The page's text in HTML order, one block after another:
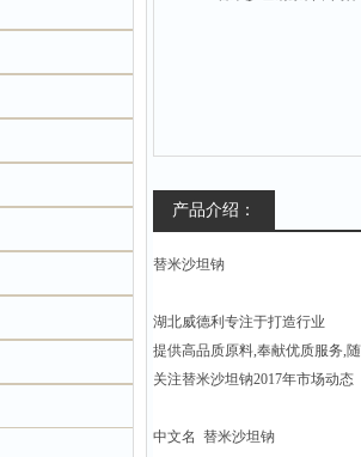
产品介绍：
替米沙坦钠
湖北威德利专注于打造行业
提供高品质原料,奉献优质服务,
关注替米沙坦钠2017年市场动态
中文名 替米沙坦钠